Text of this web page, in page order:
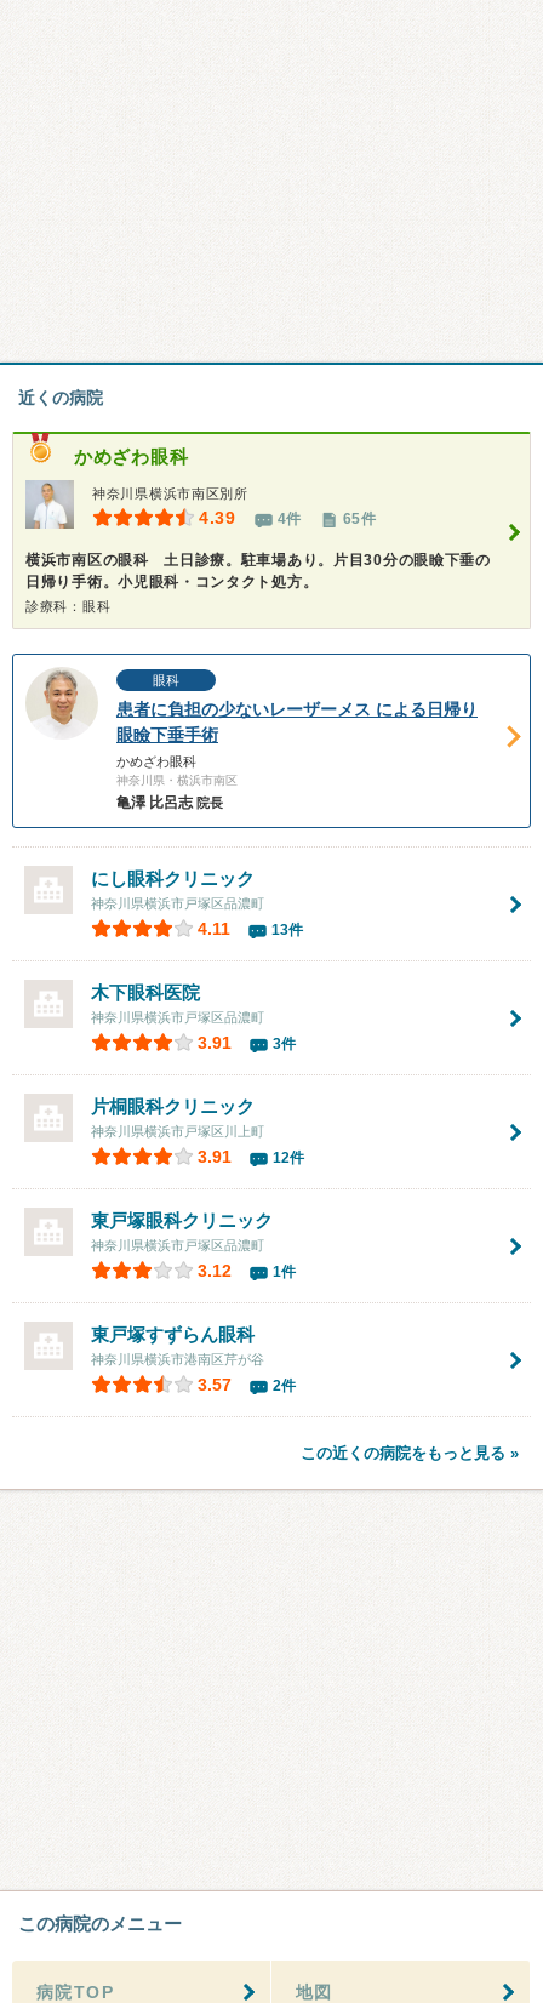
近くの病院
かめざわ眼科
神奈川県横浜市南区別所
4.39 4件 65件
横浜市南区の眼科 土日診療。駐車場あり。片目30分の眼瞼下垂の
日帰り手術。小児眼科・コンタクト処方。
診療科：眼科
眼科
患者に負担の少ないレーザーメス による日帰り
眼瞼下垂手術
かめざわ眼科
神奈川県・横浜市南区
亀澤 比呂志 院長
にし眼科クリニック
神奈川県横浜市戸塚区品濃町
4.11 13件
木下眼科医院
神奈川県横浜市戸塚区品濃町
3.91 3件
片桐眼科クリニック
神奈川県横浜市戸塚区川上町
3.91 12件
東戸塚眼科クリニック
神奈川県横浜市戸塚区品濃町
3.12 1件
東戸塚すずらん眼科
神奈川県横浜市港南区芹が谷
3.57 2件
この近くの病院をもっと見る »
この病院のメニュー
病院TOP 地図